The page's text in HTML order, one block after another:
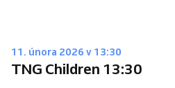
11. února 2026 v 13:30
TNG Children 13:30